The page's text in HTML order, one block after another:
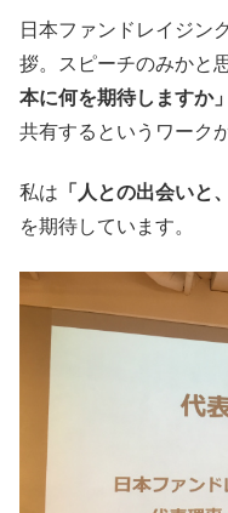
日本ファンドレイジン
拶。スピーチのみかと
本に何を期待しますか」
共有するというワーク
私は 「人との出会いと
を期待しています。